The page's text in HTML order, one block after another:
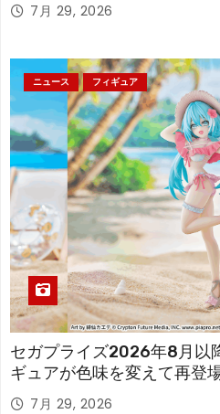
7月 29, 2026
ニュース フィギュア
セガプライズ2026年8月以
ギュアが色味を変えて再登
7月 29, 2026